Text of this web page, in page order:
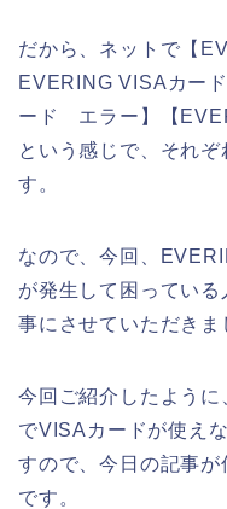
だから、ネットで【
EVERING VISAカー
ード エラー】【
という感じで、それ
す。
なので、今回、
が発生して困ってい
事にさせていただきま
今回ご紹介したよう
でVISAカードが使え
すので、今日の記事
です。